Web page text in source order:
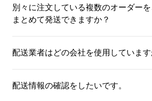
別々に注文している複数のオーダー
まとめて発送できますか？
配送業者はどの会社を使用しています
配送情報の確認をしたいです。